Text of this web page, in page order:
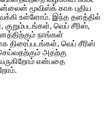
மூவிஸ்க் காக புதிய
உள்ளோம். இந்த தளத்தில்
வெப் சீரிஸ்,
நாங்கள்
திரைப்படங்கள், வெப் சீரிஸ்
அதற்கு
என்பதை